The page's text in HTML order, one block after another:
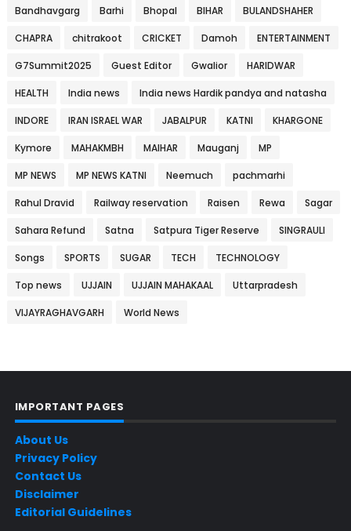
Bandhavgarg Barhi Bhopal BIHAR BULANDSHAHER
CHAPRA chitrakoot CRICKET Damoh ENTERTAINMENT
G7Summit2025 Guest Editor Gwalior HARIDWAR
HEALTH India news India news Hardik pandya and natasha
INDORE IRAN ISRAEL WAR JABALPUR KATNI KHARGONE
Kymore MAHAKMBH MAIHAR Mauganj MP
MP NEWS MP NEWS KATNI Neemuch pachmarhi
Rahul Dravid Railway reservation Raisen Rewa Sagar
Sahara Refund Satna Satpura Tiger Reserve SINGRAULI
Songs SPORTS SUGAR TECH TECHNOLOGY
Top news UJJAIN UJJAIN MAHAKAAL Uttarpradesh
VIJAYRAGHAVGARH World News
IMPORTANT PAGES
About Us
Privacy Policy
Contact Us
Disclaimer
Editorial Guidelines